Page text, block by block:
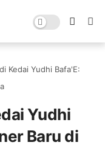
Kedai Yudhi Bafa'E:
Yudhi
Baru di